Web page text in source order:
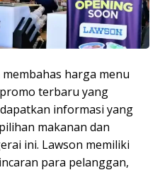
harga menu
terbaru yang
informasi yang
makanan dan
ini. Lawson memiliki
para pelanggan,